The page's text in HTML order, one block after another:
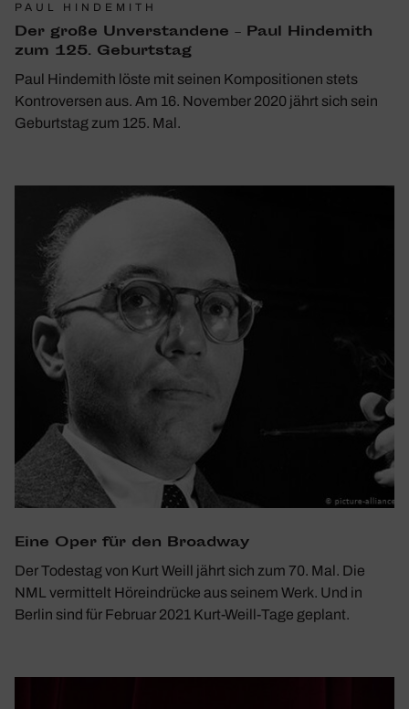
PAUL HINDEMITH
Der große Unver­stan­dene – Paul Hinde­mith
zum 125. Geburtstag
Paul Hindemith löste mit seinen Kompositionen stets
Kontroversen aus. Am 16. November 2020 jährt sich sein
Geburtstag zum 125. Mal.
Eine Oper für den Broadway
Der Todestag von Kurt Weill jährt sich zum 70. Mal. Die
NML vermittelt Höreindrücke aus seinem Werk. Und in
Berlin sind für Februar 2021 Kurt-Weill-Tage geplant.